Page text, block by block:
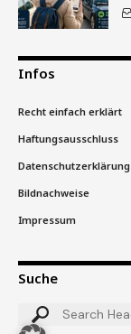
Infos
Recht einfach erklärt
Haftungsausschluss
Datenschutzerklärung
Bildnachweise
Impressum
Suche